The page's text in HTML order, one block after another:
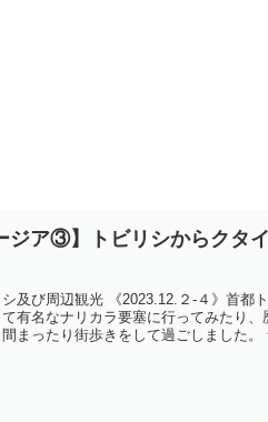
ジア③】トビリシからクタ
シ及び周辺観光 《2023.12.２-４》首都
有名なナリカラ要塞に行ってみたり
まったり街歩きをして過ごしました